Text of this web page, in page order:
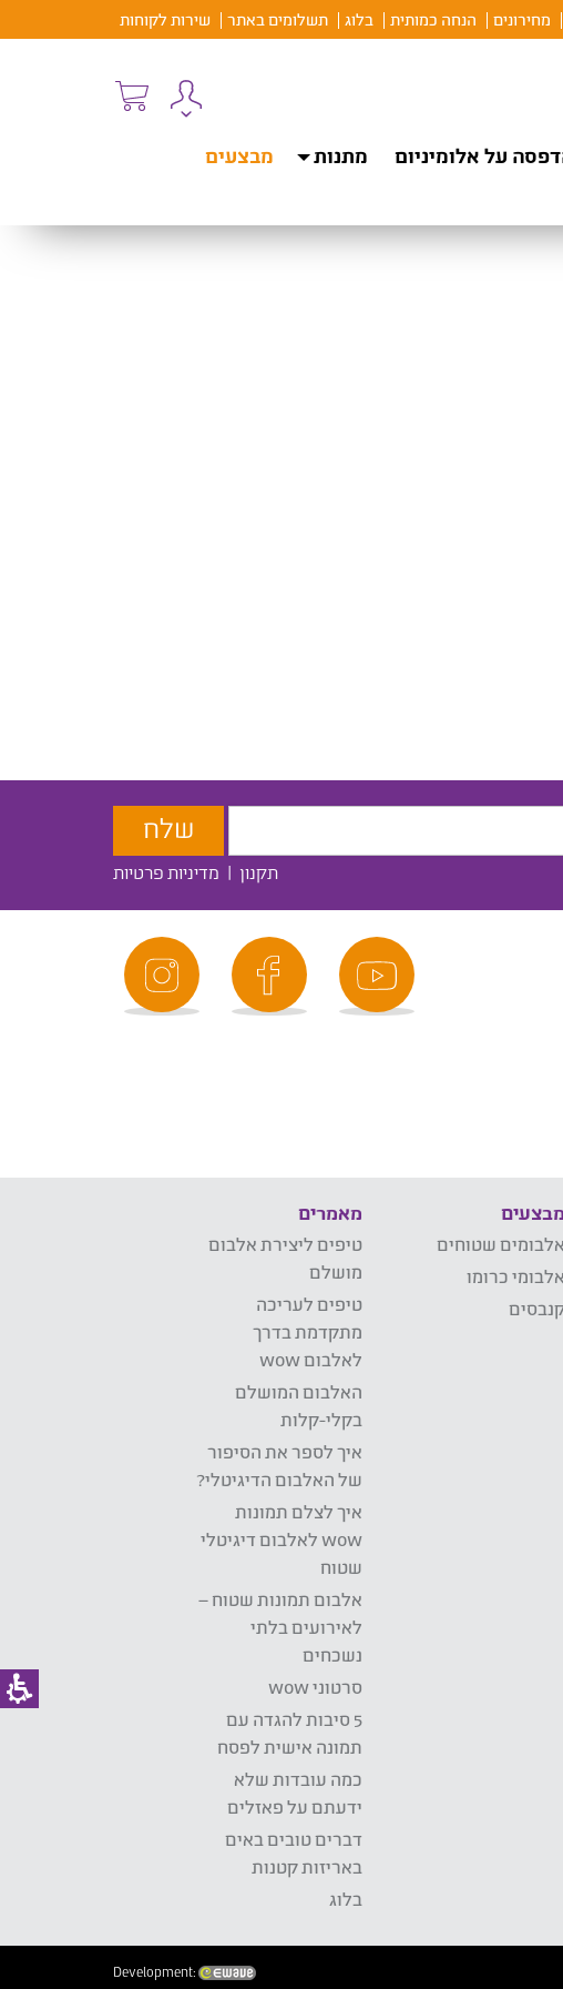
מחירונים הנחה כמותית בלוג תשלומים באתר שירות לקוחות
על אלומיניום מתנות
מבצעים
תקנון | מדיניות פרטיות
מבצעים
אלבומים שטוחים
אלבומי כרומו
מאמרים
טיפים ליצירת אלבום
מושלם
טיפים לעריכה
מתקדמת בדרך
לאלבום wow
האלבום המושלם
בקלי-קלות
איך לספר את הסיפור
של האלבום הדיגיטלי?
איך לצלם תמונות
wow לאלבום דיגיטלי
שטוח
אלבום תמונות שטוח –
לאירועים בלתי
נשכחים
סרטוני wow
5 סיבות להגדה עם
תמונה אישית לפסח
כמה עובדות שלא
ידעתם על פאזלים
דברים טובים באים
באריזות קטנות
בלוג
Development: